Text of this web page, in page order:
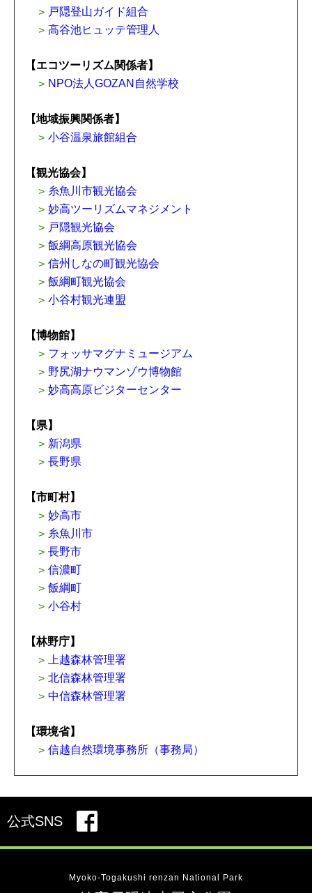
戸隠登山ガイド組合
高谷池ヒュッテ管理人
【エコツーリズム関係者】
NPO法人GOZAN自然学校
【地域振興関係者】
小谷温泉旅館組合
【観光協会】
糸魚川市観光協会
妙高ツーリズムマネジメント
戸隠観光協会
飯綱高原観光協会
信州しなの町観光協会
飯綱町観光協会
小谷村観光連盟
【博物館】
フォッサマグナミュージアム
野尻湖ナウマンゾウ博物館
妙高高原ビジターセンター
【県】
新潟県
長野県
【市町村】
妙高市
糸魚川市
長野市
信濃町
飯綱町
小谷村
【林野庁】
上越森林管理署
北信森林管理署
中信森林管理署
【環境省】
信越自然環境事務所（事務局）
公式SNS
Myoko-Togakushi renzan National Park